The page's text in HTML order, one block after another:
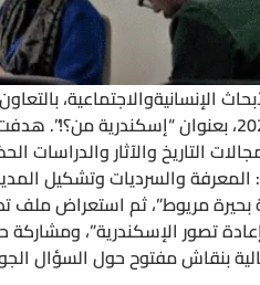
يوم الخميس 30 أبريل 2026، بعنوان
التاريخ والآثار والدراسات
المعرفة والسرديات وتشكيل
بحيرة مريوط”، ثم استعراض ملف
تصور الإسكندرية”،
بنقاش مفتوح حول السؤال